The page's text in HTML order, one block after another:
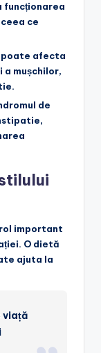
funcționarea
ce
poate afecta
a mușchilor,
de
important
O dietă
ajuta la
viață